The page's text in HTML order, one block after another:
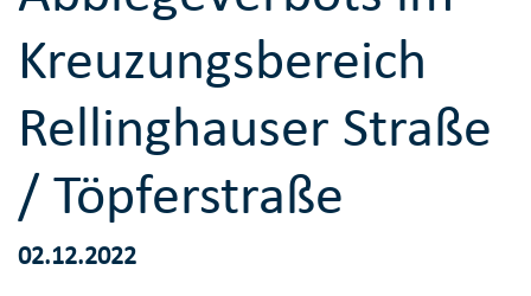
Kreuzungsbereich
Rellinghauser Straße
/ Töpferstraße
02.12.2022